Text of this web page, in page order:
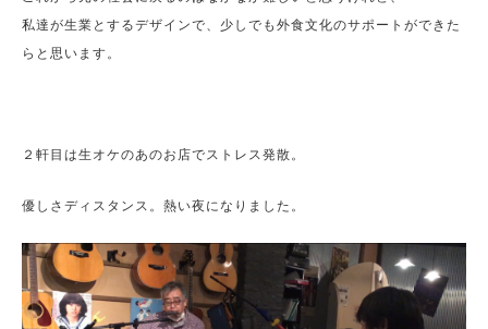
私達が生業とするデザインで、少しでも外食文化のサポートができた
らと思います。
２軒目は生オケのあのお店でストレス発散。
優しさディスタンス。熱い夜になりました。